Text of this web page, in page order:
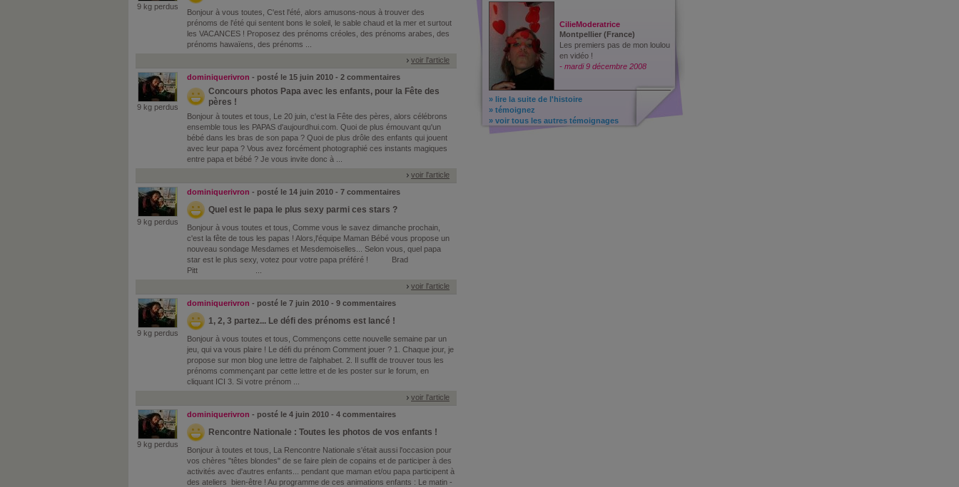
9 kg perdus
Bonjour à vous toutes, C'est l'été, alors amusons-nous à trouver des
prénoms de l'été qui sentent bons le soleil, le sable chaud et la mer et surtout
les VACANCES ! Proposez des prénoms créoles, des prénoms arabes, des
prénoms hawaïens, des prénoms ...
voir l'article
9 kg perdus
dominiquerivron - posté le 15 juin 2010 - 2 commentaires
Concours photos Papa avec les enfants, pour la Fête des
pères !
Bonjour à toutes et tous, Le 20 juin, c'est la Fête des pères, alors célébrons
ensemble tous les PAPAS d'aujourdhui.com. Quoi de plus émouvant qu'un
bébé dans les bras de son papa ? Quoi de plus drôle des enfants qui jouent
avec leur papa ? Vous avez forcément photographié ces instants magiques
entre papa et bébé ? Je vous invite donc à ...
voir l'article
9 kg perdus
dominiquerivron - posté le 14 juin 2010 - 7 commentaires
Quel est le papa le plus sexy parmi ces stars ?
Bonjour à vous toutes et tous, Comme vous le savez dimanche prochain,
c'est la fête de tous les papas ! Alors,l'équipe Maman Bébé vous propose un
nouveau sondage Mesdames et Mesdemoiselles... Selon vous, quel papa
star est le plus sexy, votez pour votre papa préféré ! Brad
Pitt ...
voir l'article
9 kg perdus
dominiquerivron - posté le 7 juin 2010 - 9 commentaires
1, 2, 3 partez... Le défi des prénoms est lancé !
Bonjour à vous toutes et tous, Commençons cette nouvelle semaine par un
jeu, qui va vous plaire ! Le défi du prénom Comment jouer ? 1. Chaque jour, je
propose sur mon blog une lettre de l'alphabet. 2. Il suffit de trouver tous les
prénoms commençant par cette lettre et de les poster sur le forum, en
cliquant ICI 3. Si votre prénom ...
voir l'article
9 kg perdus
dominiquerivron - posté le 4 juin 2010 - 4 commentaires
Rencontre Nationale : Toutes les photos de vos enfants !
Bonjour à toutes et tous, La Rencontre Nationale s'était aussi l'occasion pour
vos chères "têtes blondes" de se faire plein de copains et de participer à des
activités avec d'autres enfants... pendant que maman et/ou papa participent à
des ateliers bien-être ! Au programme de ces animations enfants : Le matin -
CilieModeratrice
Montpellier (France)
Les premiers pas de mon loulou
en vidéo !
- mardi 9 décembre 2008
» lire la suite de l'histoire
» témoignez
» voir tous les autres témoignages